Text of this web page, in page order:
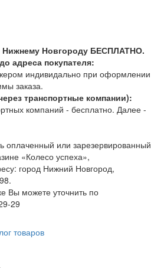
Нижнему Новгороду БЕСПЛАТНО.
адреса покупателя:
индивидально при оформлении
заказа.
транспортные компании):
компаний - бесплатно. Далее -
оплаченный или зарезервированный
«Колесо успеха»,
город Нижний Новгород,
Вы можете уточнить по
29
товаров